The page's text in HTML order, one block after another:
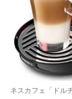
ネスカフェ「ドル